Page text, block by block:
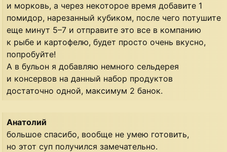
и морковь, а через некоторое время добавите 1
помидор, нарезанный кубиком, после чего потушите
еще минут 5–7 и отправите это все в компанию
к рыбе и картофелю, будет просто очень вкусно,
попробуйте!
А в бульон я добавляю немного сельдерея
и консервов на данный набор продуктов
достаточно одной, максимум 2 банок.
Анатолий
большое спасибо, вообще не умею готовить,
но этот суп получился замечательно.